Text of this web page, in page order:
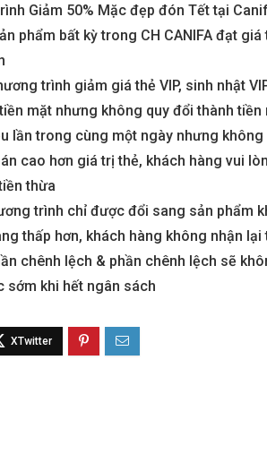
Giảm 50% Mặc đẹp đón Tết tại
phẩm bất kỳ trong CH CANIFA đạt
trình giảm giá thẻ VIP, sinh nhật
mặt nhưng không quy đổi thành tiền
lần trong cùng một ngày nhưng
cao hơn giá trị thẻ, khách hàng vui
thừa
trình chỉ được đổi sang sản phẩm
thấp hơn, khách hàng không nhận
chênh lệch & phần chênh lệch sẽ
sớm khi hết ngân sách
Gladia By The Waters
Từ 23 tỷ/căn
Dự án hot nhất hiện nay